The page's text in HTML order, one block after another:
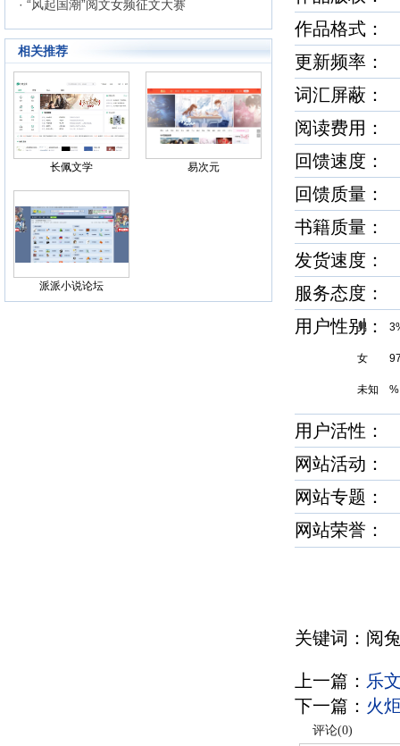
· “风起国潮”阅文女频征文大赛
相关推荐
长佩文学 易次元
派派小说论坛
作品格式
更新频率：
词汇屏蔽
阅读费用：
回馈速度
回馈质量
书籍质量
发货速度
服务态度
用户性别
男
女
未知 %
用户活性
网站活动：
网站专题：
网站荣誉
关键词：阅
上一篇： 乐
下一篇： 火
评论(0)